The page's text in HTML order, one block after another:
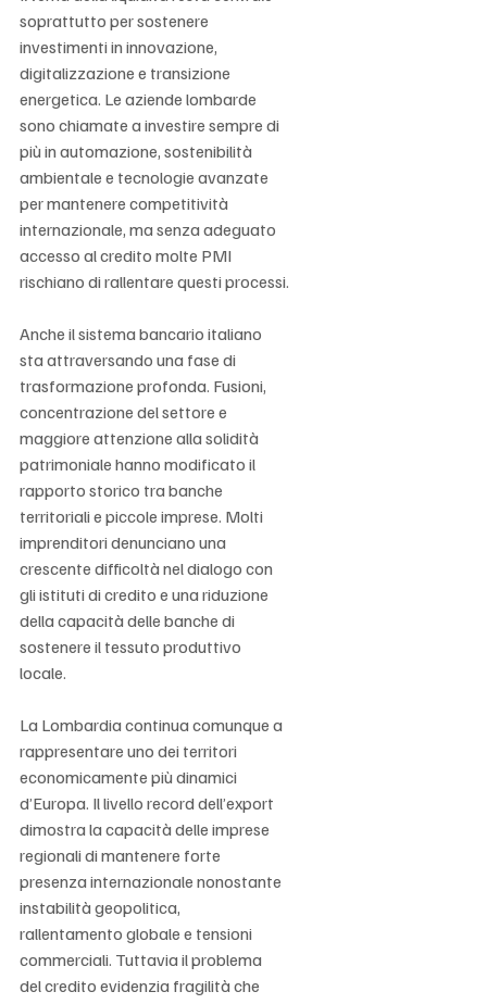
soprattutto per sostenere
investimenti in innovazione,
digitalizzazione e transizione
energetica. Le aziende lombarde
sono chiamate a investire sempre di
più in automazione, sostenibilità
ambientale e tecnologie avanzate
per mantenere competitività
internazionale, ma senza adeguato
accesso al credito molte PMI
rischiano di rallentare questi processi.
Anche il sistema bancario italiano
sta attraversando una fase di
trasformazione profonda. Fusioni,
concentrazione del settore e
maggiore attenzione alla solidità
patrimoniale hanno modificato il
rapporto storico tra banche
territoriali e piccole imprese. Molti
imprenditori denunciano una
crescente difficoltà nel dialogo con
gli istituti di credito e una riduzione
della capacità delle banche di
sostenere il tessuto produttivo
locale.
La Lombardia continua comunque a
rappresentare uno dei territori
economicamente più dinamici
d’Europa. Il livello record dell’export
dimostra la capacità delle imprese
regionali di mantenere forte
presenza internazionale nonostante
instabilità geopolitica,
rallentamento globale e tensioni
commerciali. Tuttavia il problema
del credito evidenzia fragilità che